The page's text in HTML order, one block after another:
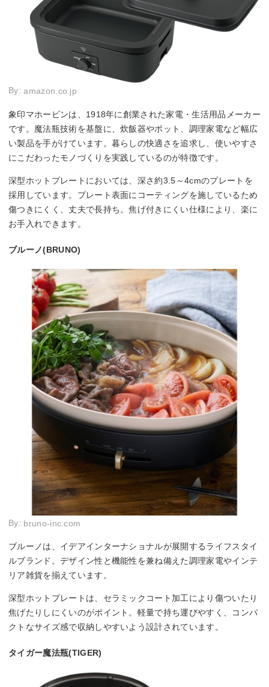
By:amazon.co.jp
象印マホービンは、1918年に創業された家電・生活用品メーカー
です。魔法瓶技術を基盤に、炊飯器やポット、調理家電など幅広
い製品を手がけています。暮らしの快適さを追求し、使いやすさ
にこだわったモノづくりを実践しているのが特徴です。
深型ホットプレートにおいては、深さ約3.5～4cmのプレートを
採用しています。プレート表面にコーティングを施しているため
傷つきにくく、丈夫で長持ち。焦げ付きにくい仕様により、楽に
お手入れできます。
ブルーノ(BRUNO)
By: bruno-inc.com
ブルーノは、イデアインターナショナルが展開するライフスタイ
ルブランド。デザイン性と機能性を兼ね備えた調理家電やインテ
リア雑貨を揃えています。
深型ホットプレートは、セラミックコート加工により傷ついたり
焦げたりしにくいのがポイント。軽量で持ち運びやすく、コンパ
クトなサイズ感で収納しやすいよう設計されています。
タイガー魔法瓶(TIGER)